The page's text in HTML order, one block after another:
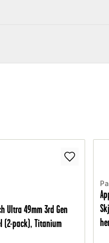
Ultra 49mm 3rd Gen
(2-pack), Titanium